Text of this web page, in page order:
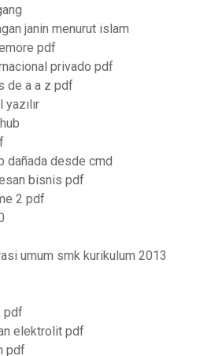
janin menurut islam
pdf
privado pdf
de a a z pdf
dañada desde cmd
bisnis pdf
2 pdf
umum smk kurikulum 2013
pdf
elektrolit pdf
pdf